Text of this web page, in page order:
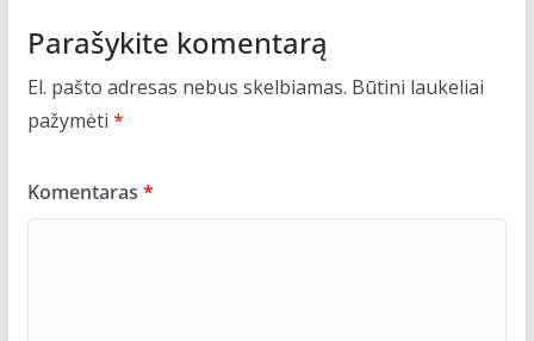
Parašykite komentarą
El. pašto adresas nebus skelbiamas. Būtini laukeliai
pažymėti *
Komentaras *